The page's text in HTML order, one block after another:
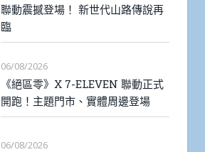
聯動震撼登場！ 新世代山路傳說再
臨
06/08/2026
《絕區零》X 7-ELEVEN 聯動正式
開跑！主題門市、實體周邊登場
06/08/2026